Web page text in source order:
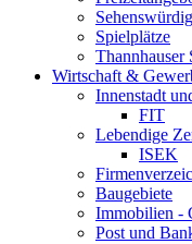
Spielplätze
Thannhauser
Wirtschaft &
Innenstadt
FIT
Lebendige
ISEK
Baugebiete
Immobilien -
Post und